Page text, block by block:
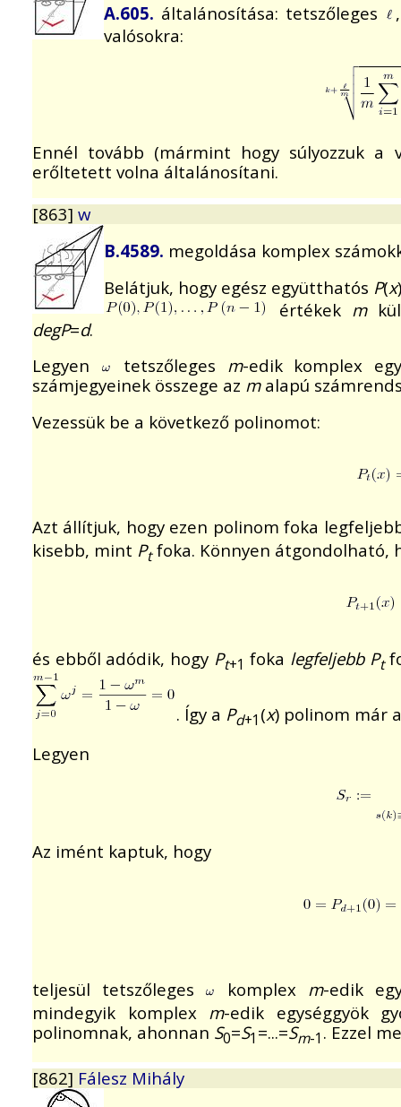
A.605. általánosítása: tetszőleges
valósokra:
Ennél tovább (mármint hogy súlyozzuk a
erőltetett volna általánosítani.
[863] w
B.4589. megoldása komplex
Belátjuk, hogy egész együtthatós P(x
értékek m
degP=d.
Legyen
tetszőleges m-edik komplex
számjegyeinek összege az malapú
Vezessük be a következő polinomot:
Azt állítjuk, hogy ezen polinom foka
kisebb, mint Ptfoka. Könnyen átgondolható,
és ebből adódik, hogy Pt+1 foka legfeljebb Pt
. Így a Pd+1 (x) polinom már
Legyen
Az imént kaptuk, hogy
teljesül tetszőleges komplex m-edik
mindegyik komplex m-edik egységgyök
polinomnak, ahonnan S0=S1 =...=Sm-1 . Ezzel
[862] Fálesz Mihály